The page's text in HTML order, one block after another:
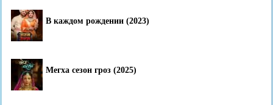
В каждом рождении (2023)
Мегха сезон гроз (2025)